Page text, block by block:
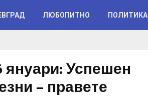
ЛЮБОПИТНО ПОЛИТИКА
януари: Успешен
– правете